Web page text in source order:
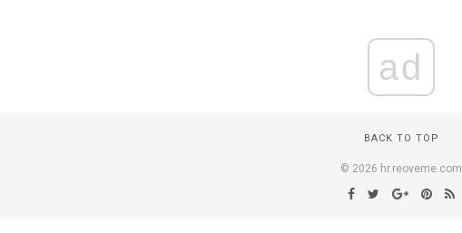
ad
BACK TO TOP
© 2026 hr.reoveme.com